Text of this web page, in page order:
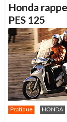
à
Honda
PES 125
Pratique HONDA